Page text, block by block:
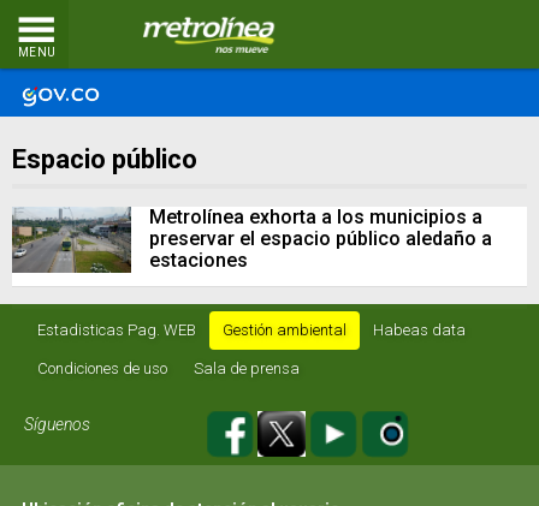
MENU
Espacio público
Metrolínea exhorta a los municipios a
preservar el espacio público aledaño a
estaciones
Estadisticas Pag. WEB Gestión ambiental Habeas data
Condiciones de uso Sala de prensa
Síguenos